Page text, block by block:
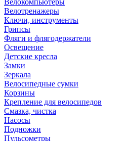
Велокомпьютеры
Велотренажеры
Ключи, инструменты
Грипсы
Фляги и флягодержатели
Освещение
Детские кресла
Замки
Зеркала
Велосипедные сумки
Корзины
Крепление для велосипедов
Смазка, чистка
Насосы
Подножки
Пульсометры